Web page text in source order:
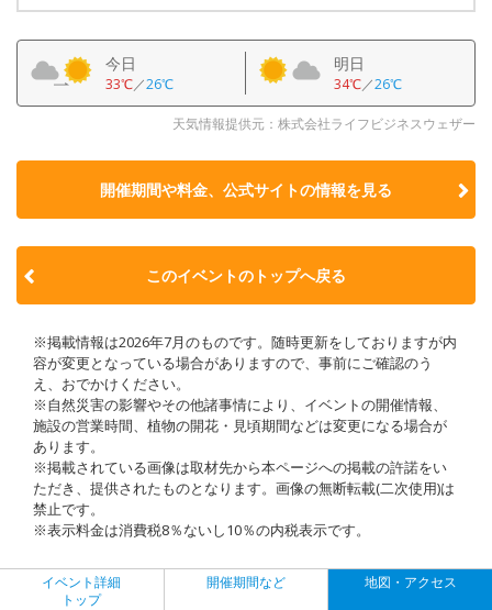
今日
33℃／26℃
明日
34℃／26℃
天気情報提供元：株式会社ライフビジネスウェザー
開催期間や料金、公式サイトの情報を見る
このイベントのトップへ戻る
※掲載情報は2026年7月のものです。随時更新をしておりますが内
容が変更となっている場合がありますので、事前にご確認のう
え、おでかけください。
※自然災害の影響やその他諸事情により、イベントの開催情報、
施設の営業時間、植物の開花・見頃期間などは変更になる場合が
あります。
※掲載されている画像は取材先から本ページへの掲載の許諾をい
ただき、提供されたものとなります。画像の無断転載(二次使用)は
禁止です。
※表示料金は消費税8％ないし10％の内税表示です。
イベント詳細
トップ
開催期間など 地図・アクセス